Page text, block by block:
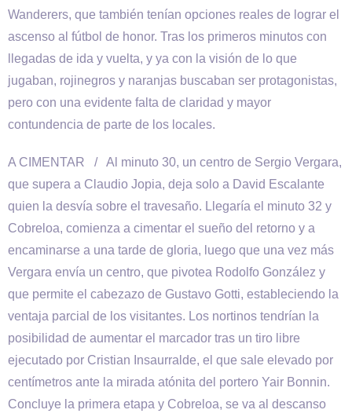
Wanderers, que también tenían opciones reales de lograr el
ascenso al fútbol de honor. Tras los primeros minutos con
llegadas de ida y vuelta, y ya con la visión de lo que
jugaban, rojinegros y naranjas buscaban ser protagonistas,
pero con una evidente falta de claridad y mayor
contundencia de parte de los locales.
A CIMENTAR / Al minuto 30, un centro de Sergio Vergara,
que supera a Claudio Jopia, deja solo a David Escalante
quien la desvía sobre el travesaño. Llegaría el minuto 32 y
Cobreloa, comienza a cimentar el sueño del retorno y a
encaminarse a una tarde de gloria, luego que una vez más
Vergara envía un centro, que pivotea Rodolfo González y
que permite el cabezazo de Gustavo Gotti, estableciendo la
ventaja parcial de los visitantes. Los nortinos tendrían la
posibilidad de aumentar el marcador tras un tiro libre
ejecutado por Cristian Insaurralde, el que sale elevado por
centímetros ante la mirada atónita del portero Yair Bonnin.
Concluye la primera etapa y Cobreloa, se va al descanso